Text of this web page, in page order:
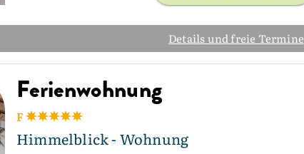
Details und freie Termine
Ferienwohnung
F
Himmelblick - Wohnung